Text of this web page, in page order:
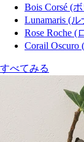
Bois Corsé (
Lunamaris (
Rose Roche (
Corail
すべてみる